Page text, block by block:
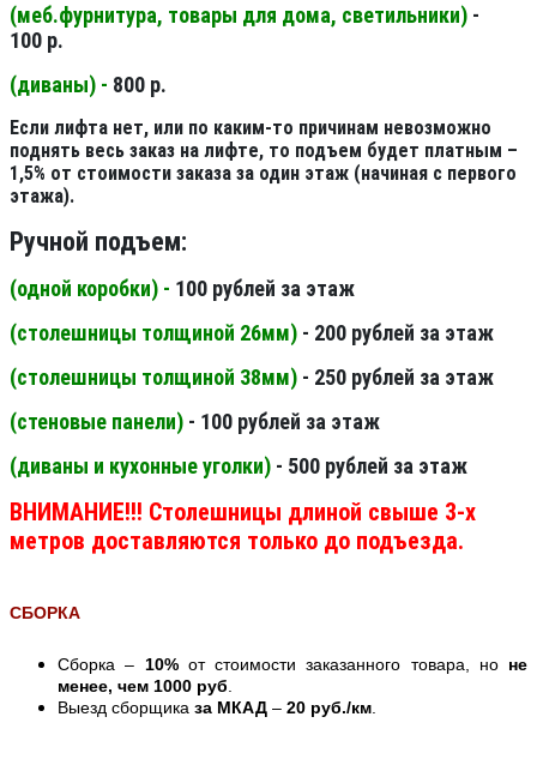
(меб.фурнитура, товары для дома, светильники) -
100 р.
(диваны) - 800 р.
Если лифта нет, или по каким-то причинам невозможно
поднять весь заказ на лифте, то подъем будет платным –
1,5% от стоимости заказа за один этаж (начиная с первого
этажа).
Ручной подъем:
(одной коробки) - 100 рублей за этаж
(столешницы толщиной 26мм) - 200 рублей за этаж
(столешницы толщиной 38мм) - 250 рублей за этаж
(стеновые панели) - 100 рублей за этаж
(диваны и кухонные уголки) - 500 рублей за этаж
ВНИМАНИЕ!!! Столешницы длиной свыше 3-х
метров доставляются только до подъезда.
СБОРКА
Сборка – 10%от стоимости заказанного товара, но не
менее, чем 1000 руб
Выезд сборщика за МКАД – 20 руб./км